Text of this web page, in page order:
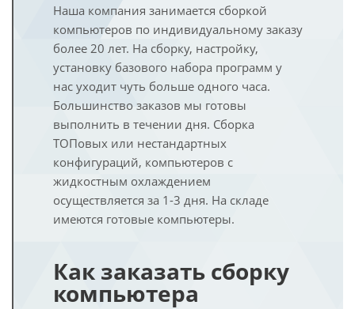
Наша компания занимается сборкой
компьютеров по индивидуальному заказу
более 20 лет. На сборку, настройку,
установку базового набора программ у
нас уходит чуть больше одного часа.
Большинство заказов мы готовы
выполнить в течении дня. Сборка
ТОПовых или нестандартных
конфигураций, компьютеров с
жидкостным охлаждением
осуществляется за 1-3 дня. На складе
имеются готовые компьютеры.
Как заказать сборку
компьютера